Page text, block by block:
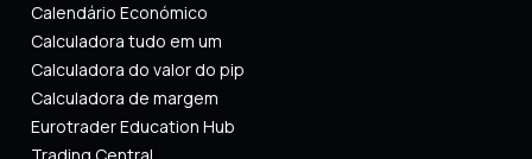
Calendário Económico
Calculadora tudo em um
Calculadora do valor do pip
Calculadora de margem
Eurotrader Education Hub